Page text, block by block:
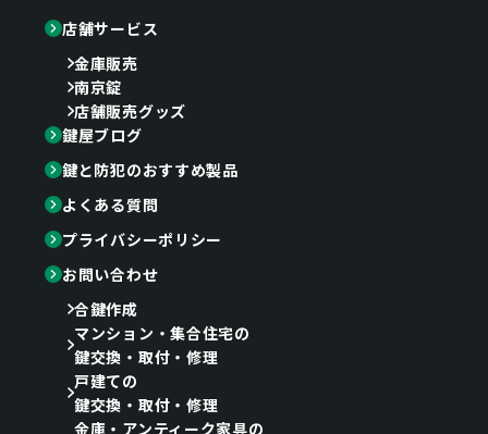
店舗サービス
金庫販売
南京錠
店舗販売グッズ
鍵屋ブログ
鍵と防犯のおすすめ製品
よくある質問
プライバシーポリシー
お問い合わせ
合鍵作成
マンション・集合住宅の
鍵交換・取付・修理
戸建ての
鍵交換・取付・修理
金庫・アンティーク家具の